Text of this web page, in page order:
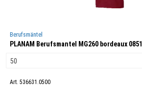
Berufsmäntel
PLANAM Berufsmantel MG260 bordeaux 0851
Art. 536631.0500